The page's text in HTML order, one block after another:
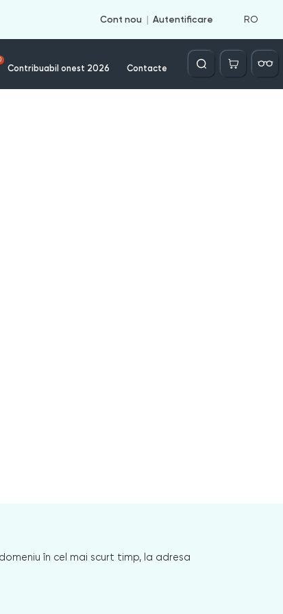
Cont nou Autentificare RO
Contribuabil onest 2026 Contacte
Căutare
în cel mai scurt timp, la adresa